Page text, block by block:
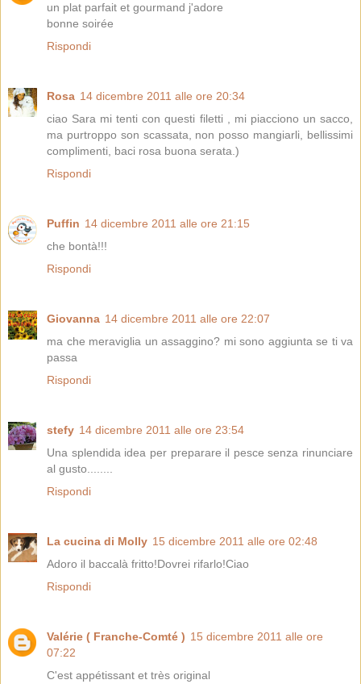
un plat parfait et gourmand j'adore
bonne soirée
Rispondi
Rosa 14 dicembre 2011 alle ore 20:34
ciao Sara mi tenti con questi filetti , mi piacciono un sacco,
ma purtroppo son scassata, non posso mangiarli, bellissimi
complimenti, baci rosa buona serata.)
Rispondi
Puffin 14 dicembre 2011 alle ore 21:15
che bontà!!!
Rispondi
Giovanna 14 dicembre 2011 alle ore 22:07
ma che meraviglia un assaggino? mi sono aggiunta se ti va
passa
Rispondi
stefy 14 dicembre 2011 alle ore 23:54
Una splendida idea per preparare il pesce senza rinunciare
al gusto........
Rispondi
La cucina di Molly 15 dicembre 2011 alle ore 02:48
Adoro il baccalà fritto!Dovrei rifarlo!Ciao
Rispondi
Valérie ( Franche-Comté ) 15 dicembre 2011 alle ore
07:22
C'est appétissant et très original